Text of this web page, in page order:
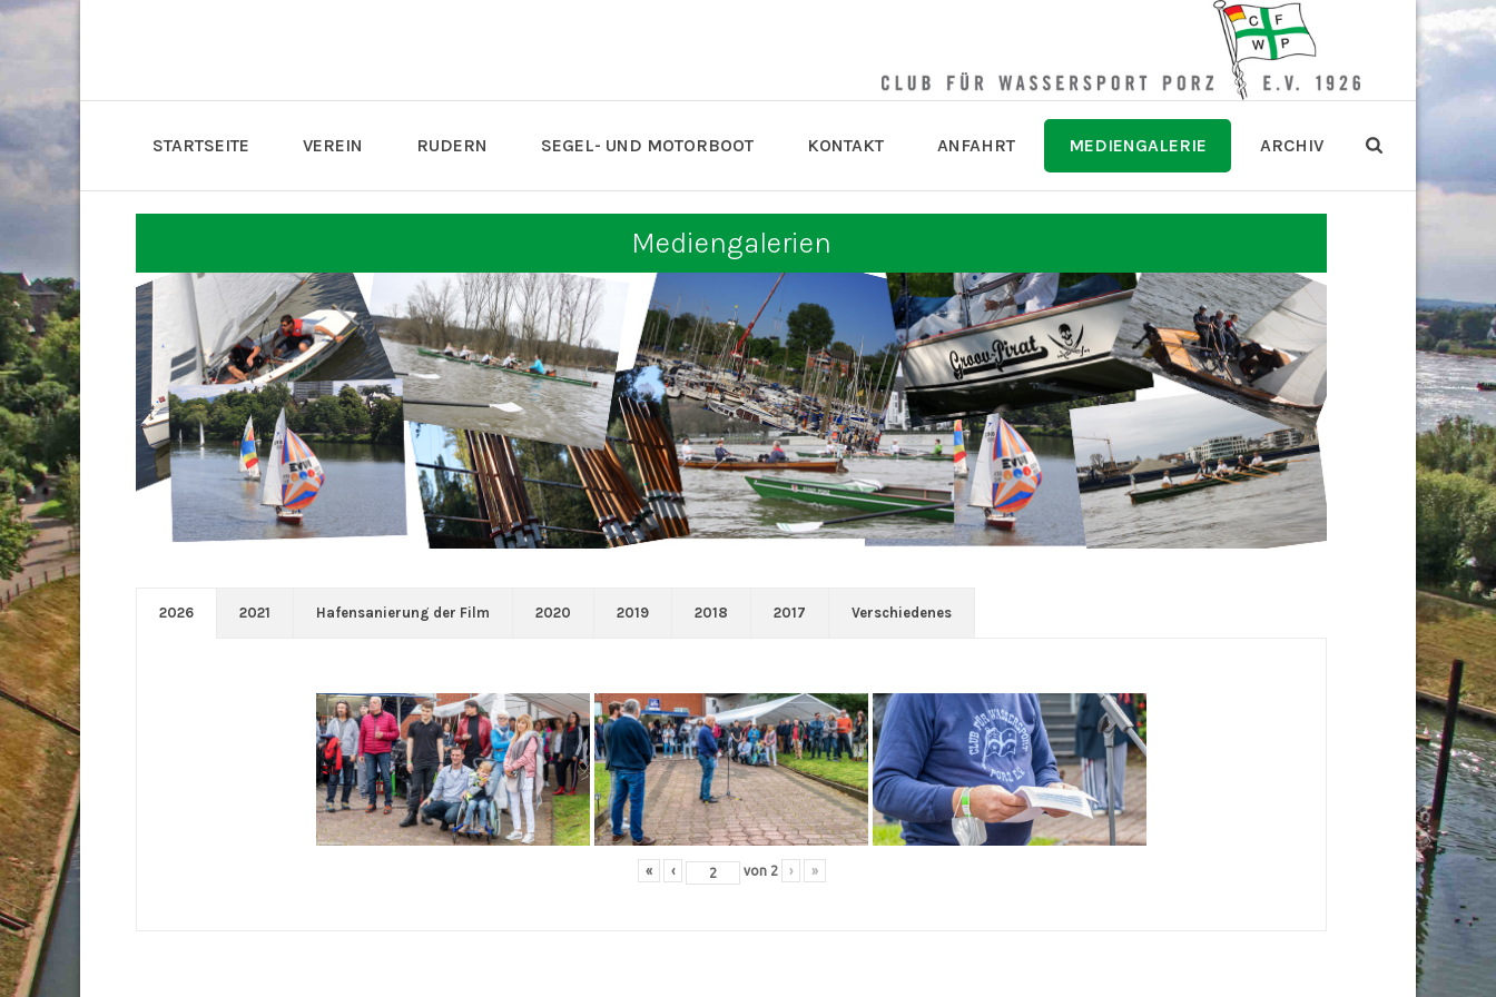
STARTSEITE VEREIN RUDERN SEGEL- UND MOTORBOOT KONTAKT ANFAHRT MEDIENGALERIE ARCHIV
Mediengalerien
2026 2021 Hafensanierung der Film 2020 2019 2018 2017 Verschiedenes
« ‹ von 2 › »